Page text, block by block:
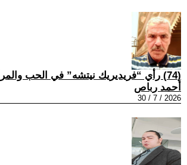
(74) رأي “فريديريك نيتشه” في الحب والمرأة
أحمد رباص
2026 / 7 / 30